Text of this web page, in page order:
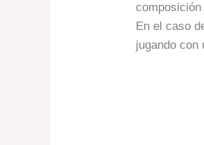
En el caso
jugando con